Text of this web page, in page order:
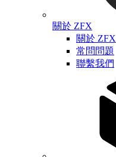
關於 ZFX
關於 ZFX
常問問題
聯繫我們